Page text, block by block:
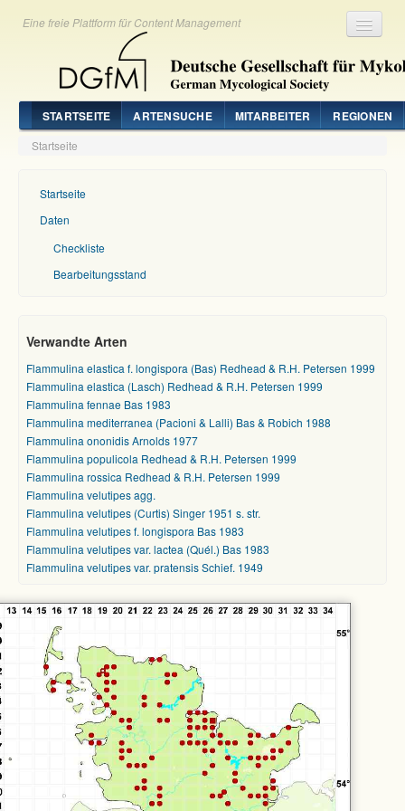
Eine freie Plattform für Content Management
STARTSEITE ARTENSUCHE MITARBEITER REGIONEN
Startseite
Startseite
Daten
Checkliste
Bearbeitungsstand
Verwandte Arten
Flammulina elastica f. longispora (Bas) Redhead & R.H. Petersen 1999
Flammulina elastica (Lasch) Redhead & R.H. Petersen 1999
Flammulina fennae Bas 1983
Flammulina mediterranea (Pacioni & Lalli) Bas & Robich 1988
Flammulina ononidis Arnolds 1977
Flammulina populicola Redhead & R.H. Petersen 1999
Flammulina rossica Redhead & R.H. Petersen 1999
Flammulina velutipes agg.
Flammulina velutipes (Curtis) Singer 1951 s. str.
Flammulina velutipes f. longispora Bas 1983
Flammulina velutipes var. lactea (Quél.) Bas 1983
Flammulina velutipes var. pratensis Schief. 1949